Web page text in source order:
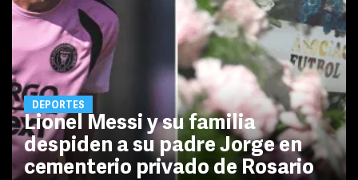
DEPORTES
Lionel Messi y su familia
despiden a su padre Jorge en
cementerio privado de Rosario